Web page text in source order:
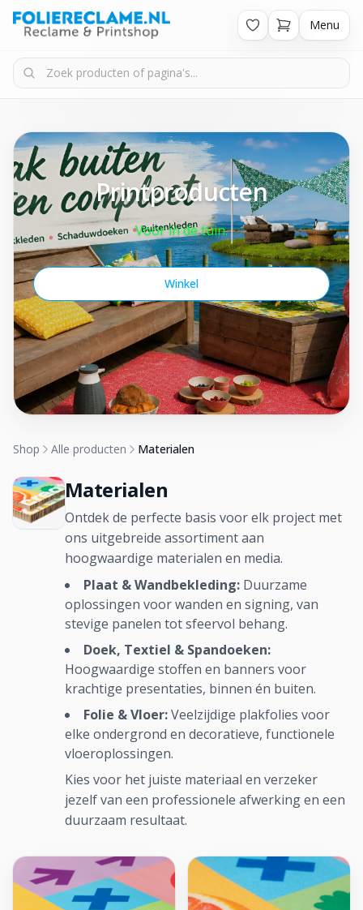
Menu
Printproducten
Voor in de tuin.
Winkel
Shop Alle producten Materialen
Materialen
Ontdek de perfecte basis voor elk project met
ons uitgebreide assortiment aan
hoogwaardige materialen en media.
Plaat & Wandbekleding: Duurzame
oplossingen voor wanden en signing, van
stevige panelen tot sfeervol behang.
Doek, Textiel & Spandoeken:
Hoogwaardige stoffen en banners voor
krachtige presentaties, binnen én buiten.
Folie & Vloer:Veelzijdige plakfolies voor
elke ondergrond en decoratieve, functionele
vloeroplossingen.
Kies voor het juiste materiaal en verzeker
jezelf van een professionele afwerking en een
duurzaam resultaat.